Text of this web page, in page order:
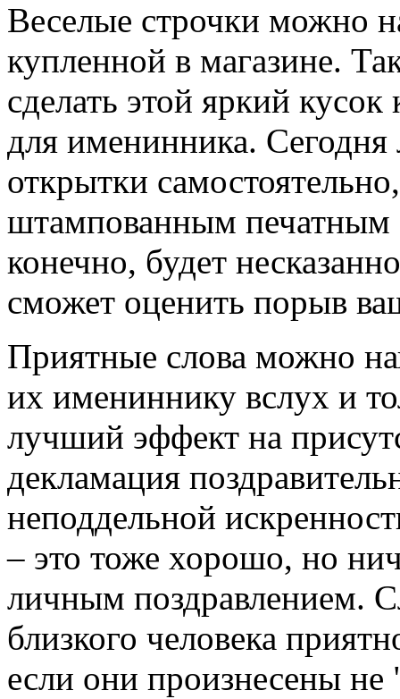
Веселые строчки можно
купленной в магазине.
сделать этой яркий
для именинника.
открытки
штампованным печатным
конечно, будет
сможет оценить порыв
Приятные слова можно
их имениннику вслух и
лучший эффект на
декламация
неподдельной
– это тоже хорошо, но
личным поздравлением.
близкого человека
если они произнесены не